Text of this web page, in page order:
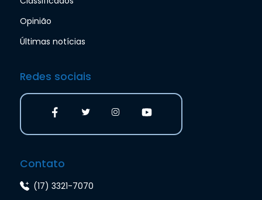
Opinião
Últimas notícias
Redes sociais
Contato
(17) 3321-7070